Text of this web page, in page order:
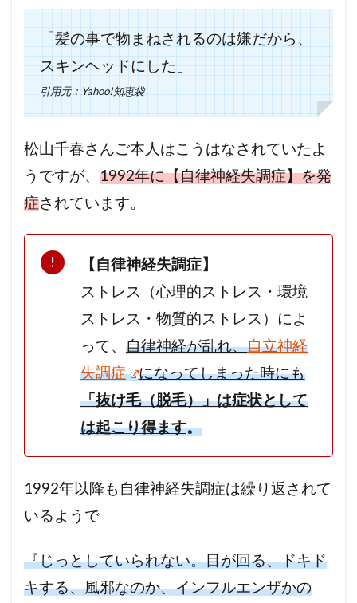
「髪の事で物まねされるのは嫌だから、
スキンヘッドにした」
引用元：Yahoo!知恵袋
松山千春さんご本人はこうはなされていたよ
うですが、 1992年に【自律神経失調症】を発
症されています。
【自律神経失調症】
ストレス（心理的ストレス・環境
ストレス・物質的ストレス）によ
って、 自律神経が乱れ、自立神経
失調症
になってしまった時にも
「抜け毛（脱毛）」は症状として
は起こり得ます。
1992年以降も自律神経失調症は繰り返されて
いるようで
『じっとしていられない。目が回る、ドキド
キする、風邪なのか、インフルエンザかの